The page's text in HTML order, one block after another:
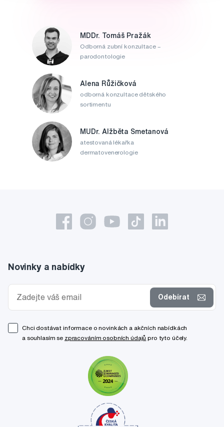
MDDr. Tomáš Pražák
Odborná zubní konzultace –
parodontologie
Alena Růžičková
odborná konzultace dětského
sortimentu
MUDr. Alžběta Smetanová
atestovaná lékařka
dermatovenerologie
Novinky a nabídky
Odebírat
Chci dostávat informace o novinkách a akčních nabídkách
a souhlasím se zpracováním osobních údajů pro tyto účely.